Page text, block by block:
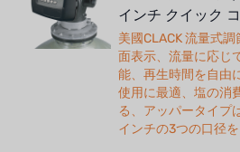
インチ クイック
美國CLACK 流量式
面表示、流量に応じ
能、再生時間を自由
使用に最適、塩の消
る、アッパータイプ
インチの3つの口径を